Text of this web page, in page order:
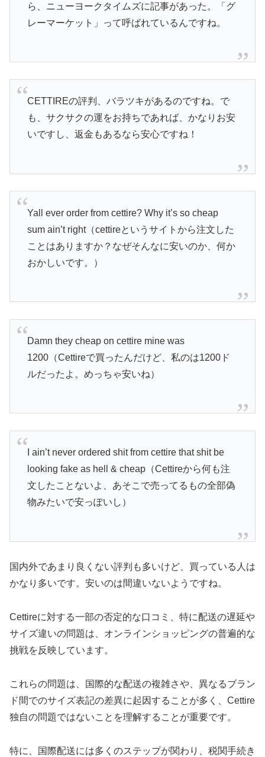
ら、ニューヨークタイムズに記事があった。「グ
レーマーケット」って呼ばれているんですね。
CETTIREの評判、バラツキがあるのですね。で
も、サクサクの運をお持ちであれば、かなりお安
いですし、返金もあるなら安心ですね！
Yall ever order from cettire? Why it’s so cheap
sum ain’t right（cettireというサイトから注文した
ことはありますか？なぜそんなに安いのか、何か
おかしいです。）
Damn they cheap on cettire mine was
1200（Cettireで買ったんだけど、私のは1200ド
ルだったよ。めっちゃ安いね）
I ain’t never ordered shit from cettire that shit be
looking fake as hell & cheap（Cettireから何も注
文したことないよ、あそこで売ってるもの全部偽
物みたいで安っぽいし）
国内外であまり良くない評判も多いけど、買っている人は
かなり多いです。安いのは間違いないようですね。
Cettireに対する一部の否定的な口コミ、特に配送の遅延や
サイズ違いの問題は、オンラインショッピングの普遍的な
挑戦を反映しています。
これらの問題は、国際的な配送の複雑さや、異なるブラン
ド間でのサイズ表記の差異に起因することが多く、Cettire
独自の問題ではないことを理解することが重要です。
特に、国際配送には多くのステップが関わり、税関手続き